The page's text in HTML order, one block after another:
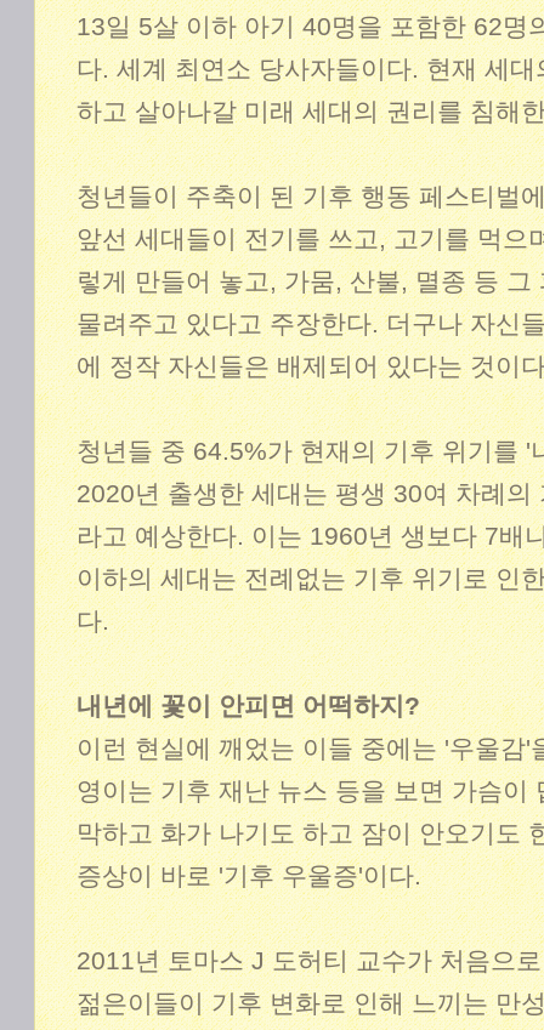
13일 5살 이하 아기 40명을 포함한 62명
다. 세계 최연소 당사자들이다. 현재 세
하고 살아나갈 미래 세대의 권리를 침해
청년들이 주축이 된 기후 행동 페스티벌
앞선 세대들이 전기를 쓰고, 고기를 먹으
렇게 만들어 놓고, 가뭄, 산불, 멸종 등
물려주고 있다고 주장한다. 더구나 자신
에 정작 자신들은 배제되어 있다는 것이
청년들 중 64.5%가 현재의 기후 위기를 '
2020년 출생한 세대는 평생 30여 차례
라고 예상한다. 이는 1960년 생보다 7배
이하의 세대는 전례없는 기후 위기로 인
다.
내년에 꽃이 안피면 어떡하지?
이런 현실에 깨었는 이들 중에는 '우울감'
영이는 기후 재난 뉴스 등을 보면 가슴이
막하고 화가 나기도 하고 잠이 안오기도
증상이 바로 '기후 우울증'이다.
2011년 토마스 J 도허티 교수가 처음으
젊은이들이 기후 변화로 인해 느끼는 만